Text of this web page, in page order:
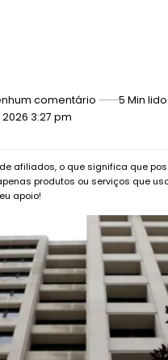
3:27 pm
comentário 5 Min
afiliados, o que significa que
produtos ou serviços que
apoio!